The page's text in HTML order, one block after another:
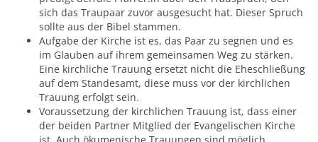
sich das Traupaar zuvor ausgesucht hat. Dieser Spruch
sollte aus der Bibel stammen.
Aufgabe der Kirche ist es, das Paar zu segnen und es
im Glauben auf ihrem gemeinsamen Weg zu stärken.
Eine kirchliche Trauung ersetzt nicht die Eheschließung
auf dem Standesamt, diese muss vor der kirchlichen
Trauung erfolgt sein.
Voraussetzung der kirchlichen Trauung ist, dass einer
der beiden Partner Mitglied der Evangelischen Kirche